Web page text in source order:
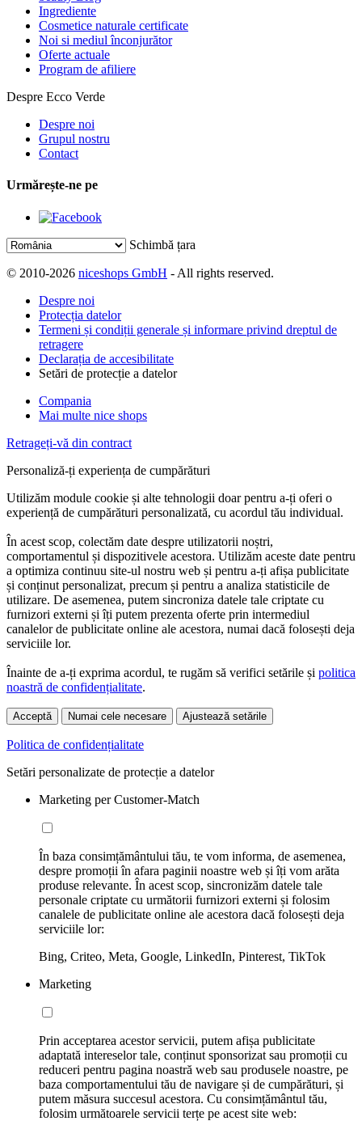
Ingrediente
Cosmetice naturale certificate
Noi si mediul înconjurător
Oferte actuale
Program de afiliere
Despre Ecco Verde
Despre noi
Grupul nostru
Contact
Urmărește-ne pe
Schimbă țara
© 2010-2026 niceshops GmbH - All rights reserved.
Despre noi
Protecția datelor
Termeni și condiții generale și informare privind dreptul de
retragere
Declarația de accesibilitate
Setări de protecție a datelor
Compania
Mai multe nice shops
Retrageți-vă din contract
Personaliză-ți experiența de cumpărături
Utilizăm module cookie și alte tehnologii doar pentru a-ți oferi o
experiență de cumpărături personalizată, cu acordul tău individual.
În acest scop, colectăm date despre utilizatorii noștri,
comportamentul și dispozitivele acestora. Utilizăm aceste date pentru
a optimiza continuu site-ul nostru web și pentru a-ți afișa publicitate
și conținut personalizat, precum și pentru a analiza statisticile de
utilizare. De asemenea, putem sincroniza datele tale criptate cu
furnizori externi și îți putem prezenta oferte prin intermediul
canalelor de publicitate online ale acestora, numai dacă folosești deja
serviciile lor.
Înainte de a-ți exprima acordul, te rugăm să verifici setările și politica
noastră de confidențialitate.
Acceptă Numai cele necesare Ajustează setările
Politica de confidențialitate
Setări personalizate de protecție a datelor
Marketing per Customer-Match
În baza consimțământului tău, te vom informa, de asemenea,
despre promoții în afara paginii noastre web și îți vom arăta
produse relevante. În acest scop, sincronizăm datele tale
personale criptate cu următorii furnizori externi și folosim
canalele de publicitate online ale acestora dacă folosești deja
serviciile lor:
Bing, Criteo, Meta, Google, LinkedIn, Pinterest, TikTok
Marketing
Prin acceptarea acestor servicii, putem afișa publicitate
adaptată intereselor tale, conținut sponsorizat sau promoții cu
reduceri pentru pagina noastră web sau produsele noastre, pe
baza comportamentului tău de navigare și de cumpărături, și
putem măsura succesul acestora. Cu consimțământul tău,
folosim următoarele servicii terțe pe acest site web: